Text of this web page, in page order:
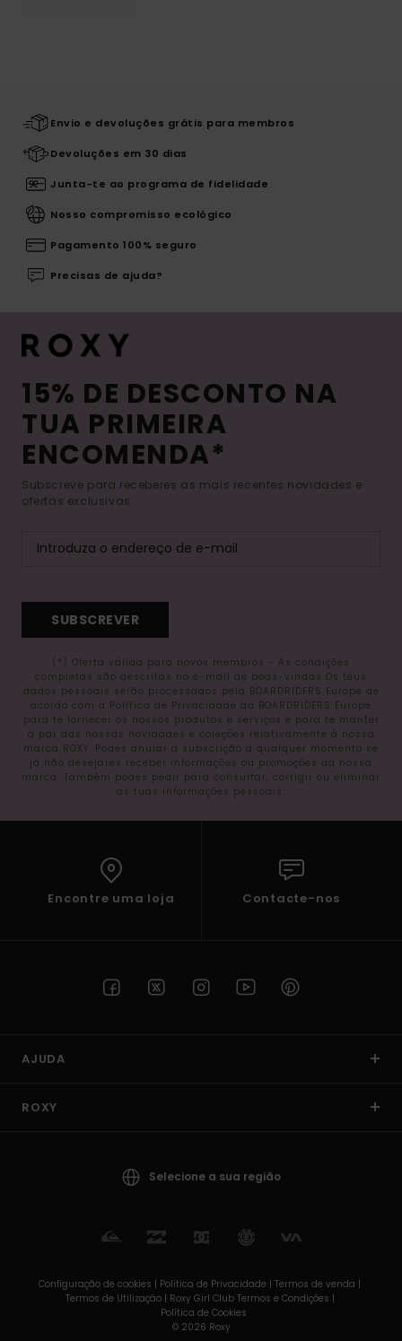
Envio e devoluções grátis para membros
Devoluções em 30 dias
Junta-te ao programa de fidelidade
Nosso compromisso ecológico
Pagamento 100% seguro
Precisas de ajuda?
15% DE DESCONTO NA
TUA PRIMEIRA
ENCOMENDA*
Subscreve para receberes as mais recentes novidades e
ofertas exclusivas.
SUBSCREVER
(*) Oferta válida para novos membros - As condições
completas são descritas no e-mail de boas-vindas Os teus
dados pessoais serão processados pela BOARDRIDERS Europe de
acordo com a Política de Privacidade da BOARDRIDERS Europe
para te fornecer os nossos produtos e serviços e para te manter
a par das nossas novidades e coleções relativamente à nossa
marca ROXY. Podes anular a subscrição a qualquer momento se
já não desejares receber informações ou promoções da nossa
marca. Também podes pedir para consultar, corrigir ou eliminar
as tuas informações pessoais.
Encontre uma loja Contacte-nos
AJUDA
ROXY
Selecione a sua região
Configuração de cookies | Política de Privacidade | Termos de venda |
Termos de Utilizaçâo | Roxy Girl Club Termos e Condições |
Política de Cookies
© 2026 Roxy